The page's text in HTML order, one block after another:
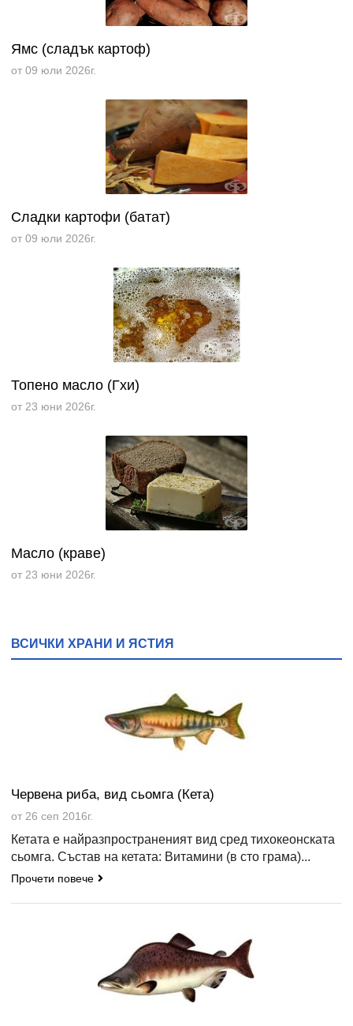
Ямс (сладък картоф)
от 09 юли 2026г.
Сладки картофи (батат)
от 09 юли 2026г.
Топено масло (Гхи)
от 23 юни 2026г.
Масло (краве)
от 23 юни 2026г.
ВСИЧКИ ХРАНИ И ЯСТИЯ
Червена риба, вид сьомга (Кета)
от 26 сеп 2016г.
Кетата е найразпространеният вид сред тихокеонската
сьомга. Състав на кетата: Витамини (в сто грама)...
Прочети повече